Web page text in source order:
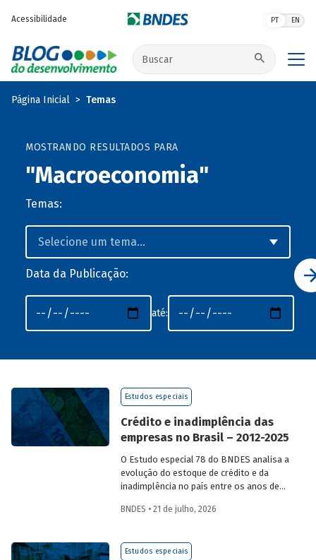
Acessibilidade PT EN
Buscar no site
Página Inicial Temas
MOSTRANDO RESULTADOS PARA
"Macroeconomia"
Temas:
Data da Publicação:
até:
Estudos especiais
Crédito e inadimplência das
empresas no Brasil – 2012-2025
O Estudo especial 78 do BNDES analisa a
evolução do estoque de crédito e da
inadimplência no país entre os anos de
analíticos complementares: o porte da
econômica.
BNDES • 21 de julho, 2026
Estudos especiais